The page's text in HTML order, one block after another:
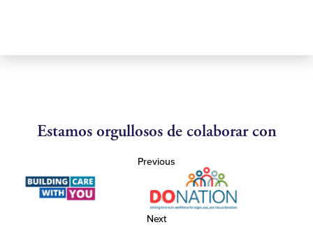
Estamos orgullosos de colaborar con
Previous
Next